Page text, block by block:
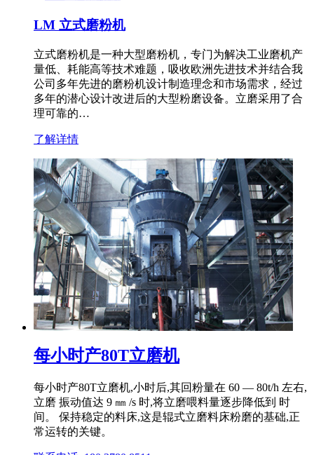
LM 立式磨粉机
立式磨粉机是一种大型磨粉机，专门为解决工业磨机产
量低、耗能高等技术难题，吸收欧洲先进技术并结合我
公司多年先进的磨粉机设计制造理念和市场需求，经过
多年的潜心设计改进后的大型粉磨设备。立磨采用了合
理可靠的…
了解详情
每小时产80T立磨机
每小时产80T立磨机,小时后,其回粉量在 60 — 80t/h 左右,
立磨 振动值达 9 ㎜ /s 时,将立磨喂料量逐步降低到 时
间。 保持稳定的料床,这是辊式立磨料床粉磨的基础,正
常运转的关键。